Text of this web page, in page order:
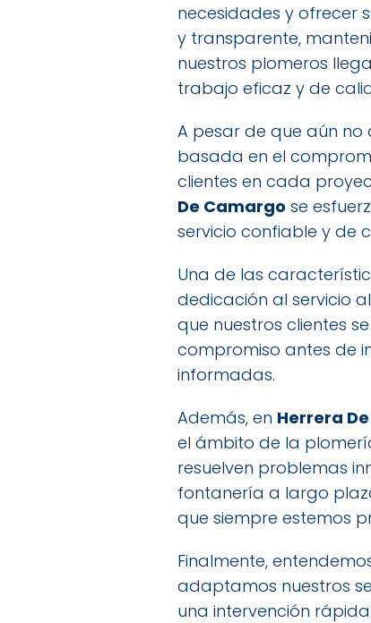
necesidades y ofrecer
y transparente,
nuestros plomeros
trabajo eficaz y de
A pesar de que aún no
basada en el
clientes en cada
De Camargo se
servicio confiable y de
Una de las
dedicación al servicio
que nuestros clientes
compromiso antes de
informadas.
Además, en Herrera
el ámbito de la
resuelven problemas
fontanería a largo
que siempre estemos
Finalmente,
adaptamos nuestros
una intervención